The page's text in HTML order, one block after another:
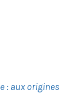
: aux origines